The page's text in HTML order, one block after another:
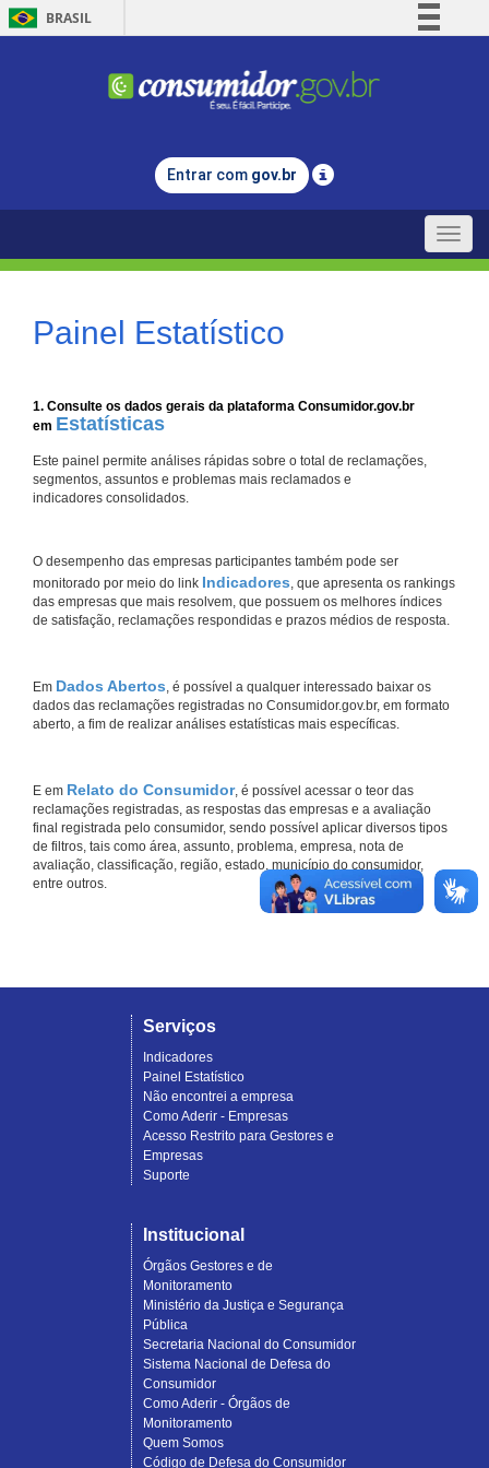
BRASIL
Comunica BR
Legislação
Entrar com gov.br
Toggle
Painel Estatístico
1. Consulte os dados gerais da plataforma Consumidor.gov.br
em Estatísticas
Este painel permite análises rápidas sobre o total de reclamações,
segmentos, assuntos e problemas mais reclamados e
indicadores consolidados.
O desempenho das empresas participantes também pode ser
monitorado por meio do link Indicadores, que apresenta os rankings
das empresas que mais resolvem, que possuem os melhores índices
de satisfação, reclamações respondidas e prazos médios de resposta.
Em Dados Abertos, é possível a qualquer interessado baixar os
dados das reclamações registradas no Consumidor.gov.br, em formato
aberto, a fim de realizar análises estatísticas mais específicas.
E em Relato do Consumidor, é possível acessar o teor das
reclamações registradas, as respostas das empresas e a avaliação
final registrada pelo consumidor, sendo possível aplicar diversos tipos
de filtros, tais como área, assunto, problema, empresa, nota de
avaliação, classificação, região, estado, município do consumidor,
entre outros.
Serviços
Indicadores
Painel Estatístico
Não encontrei a empresa
Como Aderir - Empresas
Acesso Restrito para Gestores e
Empresas
Suporte
Institucional
Órgãos Gestores e de
Monitoramento
Ministério da Justiça e Segurança
Pública
Secretaria Nacional do Consumidor
Sistema Nacional de Defesa do
Consumidor
Como Aderir - Órgãos de
Monitoramento
Quem Somos
Código de Defesa do Consumidor